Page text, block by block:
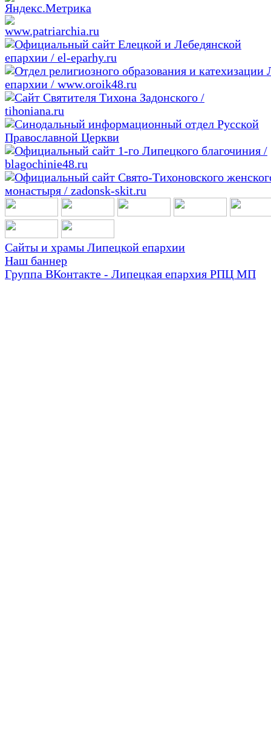
Сайты и храмы Липецкой епархии
Наш баннер
Группа ВКонтакте - Липецкая епархия РПЦ МП